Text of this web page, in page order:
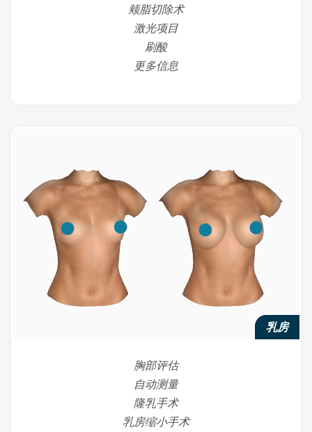
颊脂切除术
激光项目
刷酸
更多信息
乳房
胸部评估
自动测量
隆乳手术
乳房缩小手术